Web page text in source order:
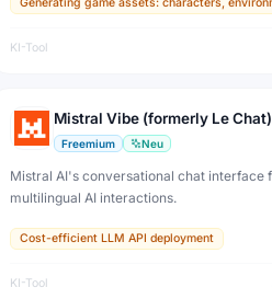
developers, artists, and professional
KI-Tool
Mistral Vibe (formerly Le Chat)
Freemium Neu
Mistral AI's conversational chat interface
multilingual AI interactions.
Cost-efficient LLM API deployment
KI-Tool